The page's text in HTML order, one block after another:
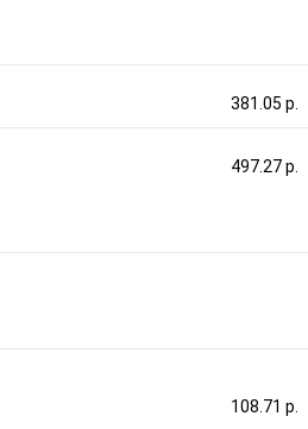
381.05 p.
497.27 p.
108.71 p.